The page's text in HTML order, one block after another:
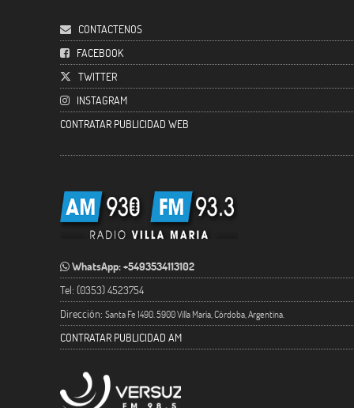
CONTACTENOS
FACEBOOK
TWITTER
INSTAGRAM
CONTRATAR PUBLICIDAD WEB
WhatsApp: +5493534113102
Tel: (0353) 4523754
Dirección: Santa Fe 1490. 5900 Villa María, Córdoba, Argentina.
CONTRATAR PUBLICIDAD AM